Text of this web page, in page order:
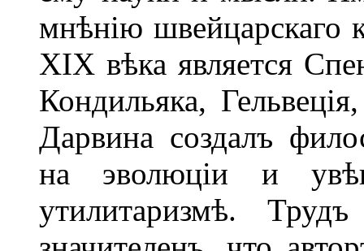
мнѣнію швейцарскаго
XIX вѣка является
Кондильяка,
Дарвина создалъ
на эволюціи и
утилитаризмѣ.